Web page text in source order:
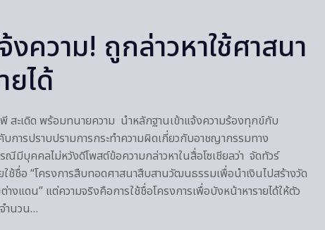
งความ! ถูกล่าวหาใช้ศาสนา​
ยได้
ะเดิด พร้อมทนายความ นำหลักฐานเข้าแจ้งความร้องทุกข์กับ
ารปราบปรามการกระทำความผิดเกี่ยวกับอาชญากรรมทาง
มีบุคคลไม่หวังดีโพสต์ข้อความกล่าวหาในสื่อโซเชียลว่า จัดทัวร์
ใช้ชื่อ “โครงการสืบทอดศาสนาสืบสานวัฒนธรรมเพื่อนำเงินไปสร้างวัด
งแดน” แต่ความจริงคือการใช้ชื่อโครงการเพื่อบังหน้าหารายได้ให้ตัว
ำนวน…